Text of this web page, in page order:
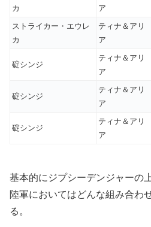
カ
ア
ストライカー・エウレ
カ
ティナ＆アリ
ア
碇シンジ
ティナ＆アリ
ア
碇シンジ
ティナ＆アリ
ア
碇シンジ
ティナ＆アリ
ア
基本的にジプシーデンジャーの
陸軍においてはどんな組み合わ
る。